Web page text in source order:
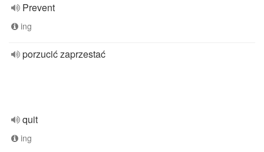
Prevent
ing
porzucić zaprzestać
quit
ing